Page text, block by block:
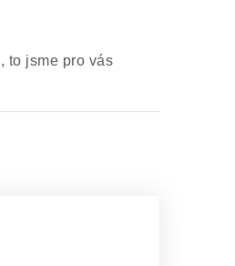
, to jsme pro vás